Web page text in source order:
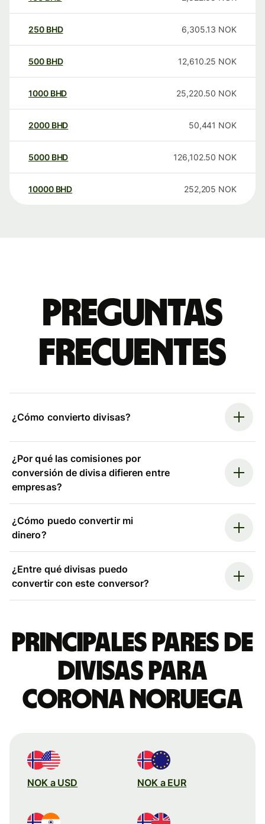
250 BHD 6,305.13 NOK
500 BHD 12,610.25 NOK
1000 BHD 25,220.50 NOK
2000 BHD 50,441 NOK
5000 BHD 126,102.50 NOK
10000 BHD 252,205 NOK
Preguntas
frecuentes
¿Cómo convierto divisas?
¿Por qué las comisiones por
conversión de divisa difieren entre
empresas?
¿Cómo puedo convertir mi
dinero?
¿Entre qué divisas puedo
convertir con este conversor?
Principales pares de
divisas para
corona noruega
NOK a USD NOK a EUR